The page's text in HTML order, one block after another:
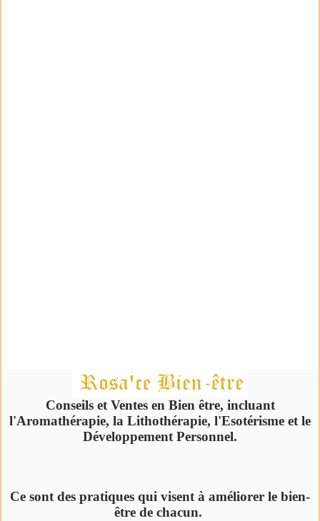
Conseils et Ventes en Bien être, incluant
l'Aromathérapie, la Lithothérapie, l'Esotérisme et le
Développement Personnel.
Ce sont des pratiques qui visent à améliorer le bien-
être de chacun.